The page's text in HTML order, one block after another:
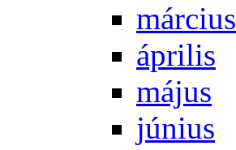
már­ci­us
áp­ri­lis
má­jus
jú­ni­us